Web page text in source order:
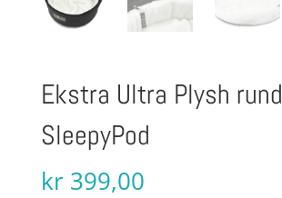
Ekstra Ultra Plysh rund
SleepyPod
kr399,00